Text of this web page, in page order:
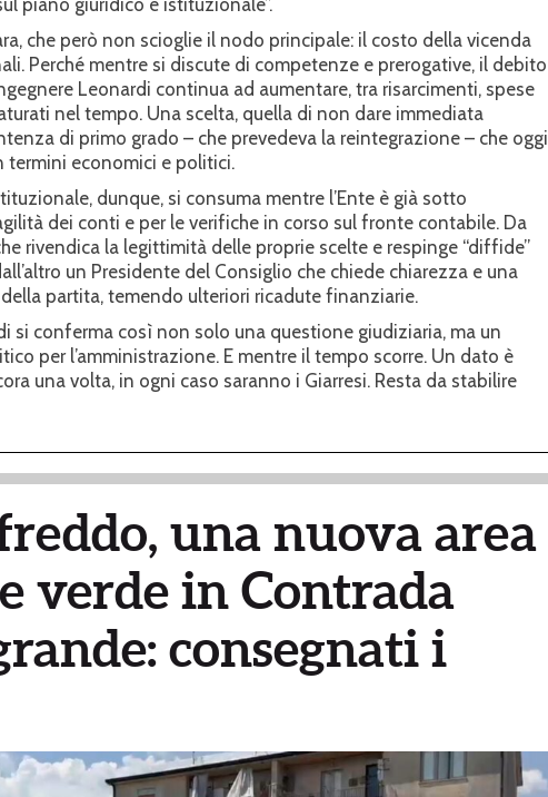
che però non scioglie il nodo principale: il costo della vicenda
Perché mentre si discute di competenze e prerogative, il debito
Leonardi continua ad aumentare, tra risarcimenti, spese
nel tempo. Una scelta, quella di non dare immediata
di primo grado – che prevedeva la reintegrazione – che oggi
termini economici e politici.
dunque, si consuma mentre l’Ente è già sotto
dei conti e per le verifiche in corso sul fronte contabile. Da
rivendica la legittimità delle proprie scelte e respinge “diffide”
un Presidente del Consiglio che chiede chiarezza e una
partita, temendo ulteriori ricadute finanziarie.
si conferma così non solo una questione giudiziaria, ma un
per l’amministrazione. E mentre il tempo scorre. Un dato è
una volta, in ogni caso saranno i Giarresi. Resta da stabilire
una nuova area
verde in Contrada
consegnati i